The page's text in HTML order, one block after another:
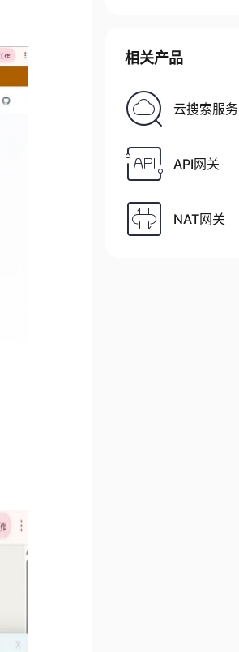
相关产品
云搜索服务
API网关
NAT网关